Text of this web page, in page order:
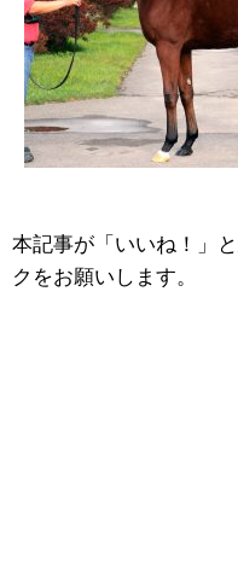
本記事が「いいね！」
クをお願いします。